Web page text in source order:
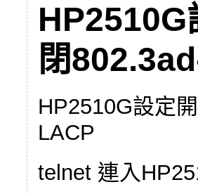
HP2510G
閉
HP2510G設定
LACP
telnet 連入